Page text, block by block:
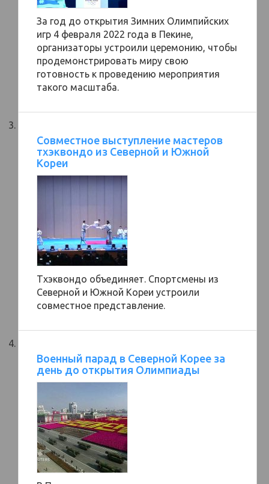
За год до открытия Зимних Олимпийских
игр 4 февраля 2022 года в Пекине,
организаторы устроили церемонию, чтобы
продемонстрировать миру свою
готовность к проведению мероприятия
такого масштаба.
Совместное выступление мастеров
тхэквондо из Северной и Южной
Кореи
Тхэквондо объединяет. Спортсмены из
Северной и Южной Кореи устроили
совместное представление.
Военный парад в Северной Корее за
день до открытия Олимпиады